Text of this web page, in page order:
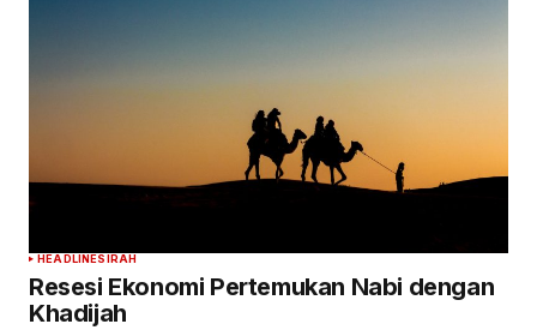
HEADLINESIRAH
Resesi Ekonomi Pertemukan Nabi dengan
Khadijah